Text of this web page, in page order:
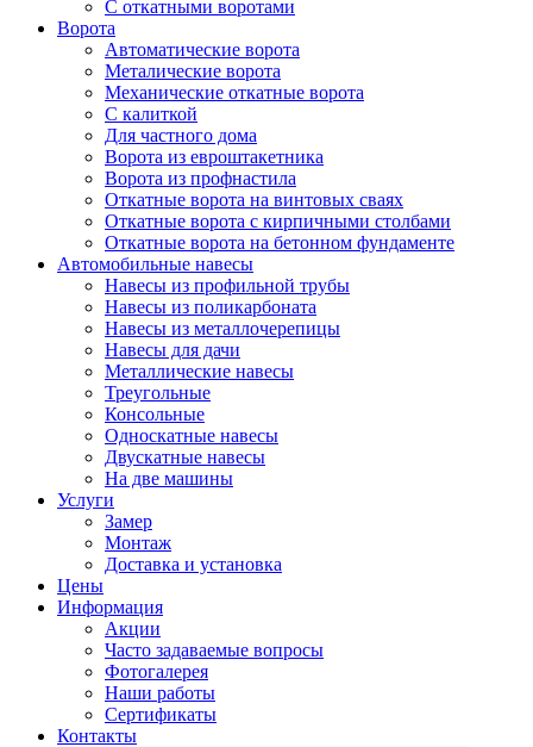
С откатными воротами
Ворота
Автоматические ворота
Металические ворота
Механические откатные ворота
С калиткой
Для частного дома
Ворота из евроштакетника
Ворота из профнастила
Откатные ворота на винтовых сваях
Откатные ворота с кирпичными столбами
Откатные ворота на бетонном фундаменте
Автомобильные навесы
Навесы из профильной трубы
Навесы из поликарбоната
Навесы из металлочерепицы
Навесы для дачи
Металлические навесы
Треугольные
Консольные
Односкатные навесы
Двускатные навесы
На две машины
Услуги
Замер
Монтаж
Доставка и установка
Цены
Информация
Акции
Часто задаваемые вопросы
Фотогалерея
Наши работы
Сертификаты
Контакты